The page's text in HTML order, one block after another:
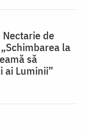
Nectarie de
la
să
ai Luminii”